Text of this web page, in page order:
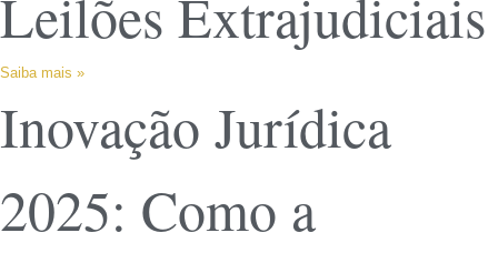
Leilões Extrajudiciais
Saiba mais »
Inovação Jurídica
2025: Como a